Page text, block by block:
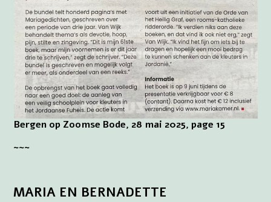
Bergen op Zoomse Bode, 28 mai 2025, page 15
~~~
MARIA EN BERNADETTE